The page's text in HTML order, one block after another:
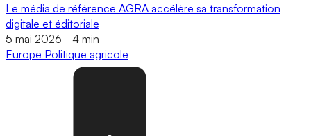
Le média de référence AGRA accélère sa transformation
digitale et éditoriale
5 mai 2026 - 4 min
Europe Politique agricole